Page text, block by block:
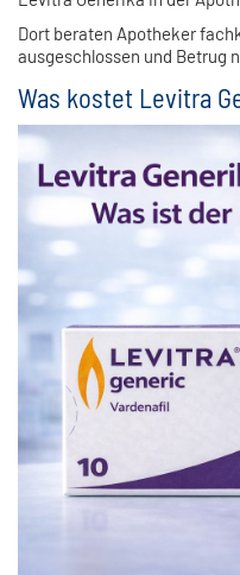
Dort beraten Apotheker
ausgeschlossen und Betrug
Was kostet Levitra